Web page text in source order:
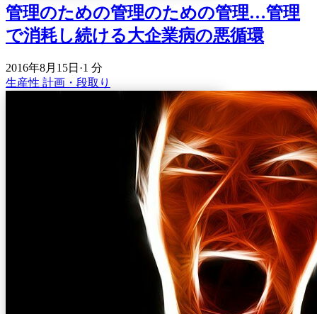
管理のための管理のための管理…管理
で消耗し続ける大企業病の悪循環
2016年8月15日 ·1 分
生産性 計画・段取り